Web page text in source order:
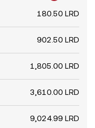
180.50 LRD
902.50 LRD
1,805.00 LRD
3,610.00 LRD
9,024.99 LRD